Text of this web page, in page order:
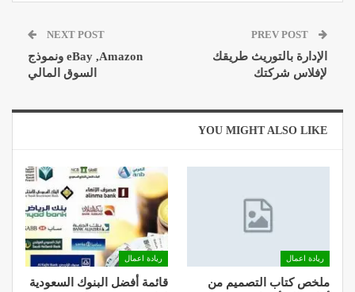
الإدارة بالتوريث طريقك
لإفلاس شركتك
NEXT POST
eBay ,Amazon ونموذج
السوق المالي
YOU MIGHT ALSO LIKE
ريادة اعمال
ملخص كتاب التصميم من
ريادة اعمال
قائمة أفضل البنوك السعودية